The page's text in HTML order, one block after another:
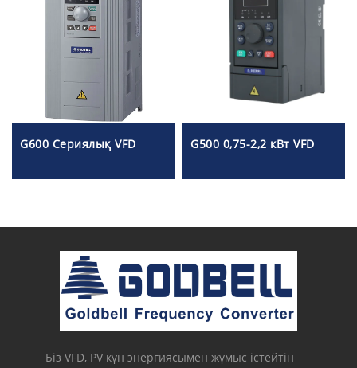
G600 Сериялық VFD G500 0,75-2,2 кВт VFD
Біз VFD, PV күн энергиясымен жұмыс істейтін